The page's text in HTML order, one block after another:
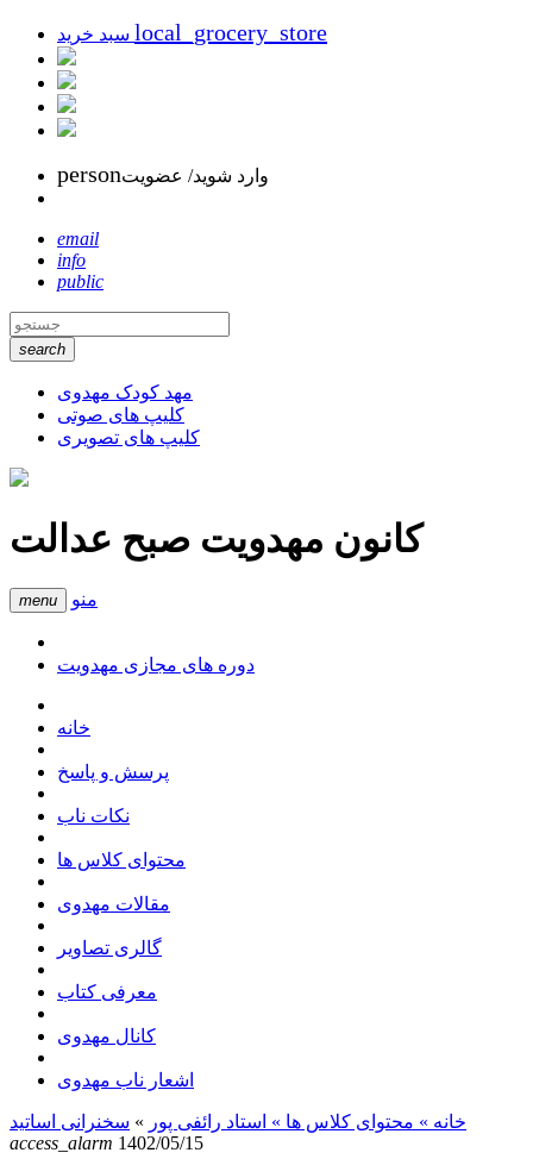
local_grocery_store
personوارد شوید/ عضویت
email
info
public
search
مهد کودک مهدوی
کلیپ های صوتی
کلیپ های تصویری
کانون مهدویت صبح عدالت
menu منو
دوره های مجازی مهدویت
خانه
پرسش و پاسخ
نکات ناب
محتوای کلاس ها
مقالات مهدوی
گالری تصاویر
معرفی کتاب
کانال مهدوی
اشعار ناب مهدوی
خانه » محتوای کلاس ها » استاد رائفی پور » سخنرانی اساتید
access_alarm 1402/05/15